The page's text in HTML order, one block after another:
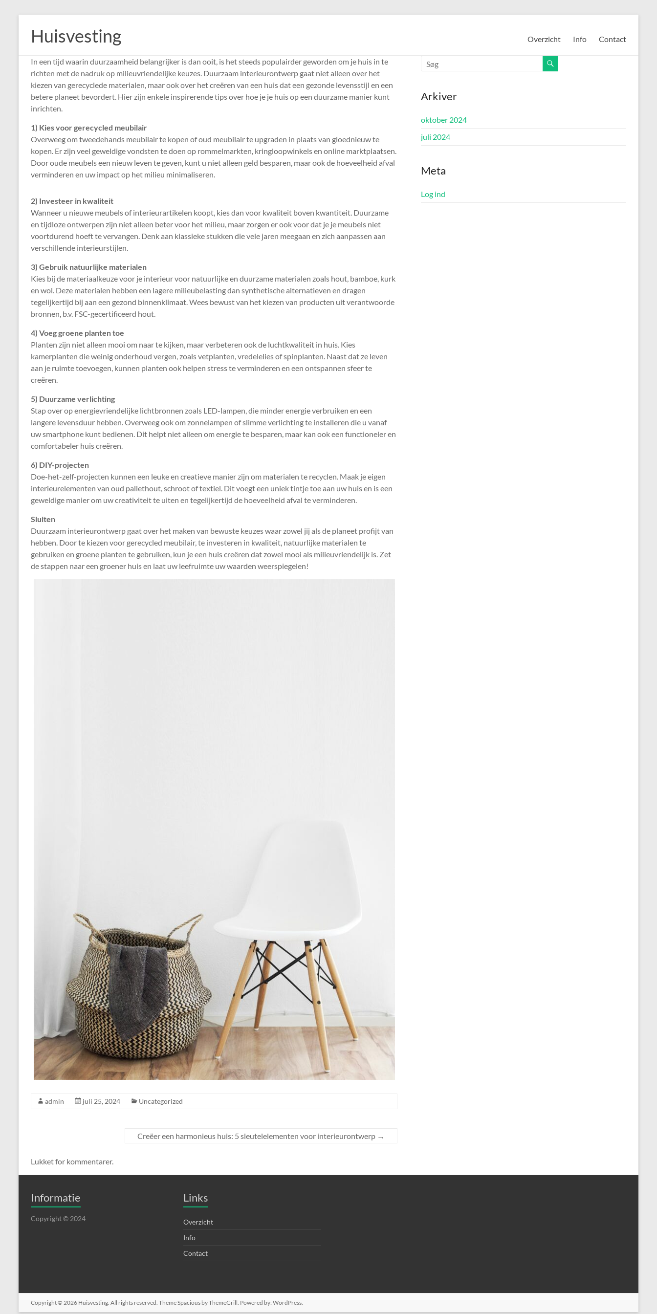
contentHuisvesting Overzicht Info Contact
In een tijd waarin duurzaamheid belangrijker is dan ooit, is het steeds populairder geworden om je huis in te
richten met de nadruk op milieuvriendelijke keuzes. Duurzaam interieurontwerp gaat niet alleen over het
kiezen van gerecyclede materialen, maar ook over het creëren van een huis dat een gezonde levensstijl en een
betere planeet bevordert. Hier zijn enkele inspirerende tips over hoe je je huis op een duurzame manier kunt
inrichten.
1) Kies voor gerecycled meubilair
Overweeg om tweedehands meubilair te kopen of oud meubilair te upgraden in plaats van gloednieuw te
kopen. Er zijn veel geweldige vondsten te doen op rommelmarkten, kringloopwinkels en online marktplaatsen.
Door oude meubels een nieuw leven te geven, kunt u niet alleen geld besparen, maar ook de hoeveelheid afval
verminderen en uw impact op het milieu minimaliseren.
2) Investeer in kwaliteit
Wanneer u nieuwe meubels of interieurartikelen koopt, kies dan voor kwaliteit boven kwantiteit. Duurzame
en tijdloze ontwerpen zijn niet alleen beter voor het milieu, maar zorgen er ook voor dat je je meubels niet
voortdurend hoeft te vervangen. Denk aan klassieke stukken die vele jaren meegaan en zich aanpassen aan
verschillende interieurstijlen.
3) Gebruik natuurlijke materialen
Kies bij de materiaalkeuze voor je interieur voor natuurlijke en duurzame materialen zoals hout, bamboe, kurk
en wol. Deze materialen hebben een lagere milieubelasting dan synthetische alternatieven en dragen
tegelijkertijd bij aan een gezond binnenklimaat. Wees bewust van het kiezen van producten uit verantwoorde
bronnen, b.v. FSC-gecertificeerd hout.
4) Voeg groene planten toe
Planten zijn niet alleen mooi om naar te kijken, maar verbeteren ook de luchtkwaliteit in huis. Kies
kamerplanten die weinig onderhoud vergen, zoals vetplanten, vredelelies of spinplanten. Naast dat ze leven
aan je ruimte toevoegen, kunnen planten ook helpen stress te verminderen en een ontspannen sfeer te
creëren.
5) Duurzame verlichting
Stap over op energievriendelijke lichtbronnen zoals LED-lampen, die minder energie verbruiken en een
langere levensduur hebben. Overweeg ook om zonnelampen of slimme verlichting te installeren die u vanaf
uw smartphone kunt bedienen. Dit helpt niet alleen om energie te besparen, maar kan ook een functioneler en
comfortabeler huis creëren.
6) DIY-projecten
Doe-het-zelf-projecten kunnen een leuke en creatieve manier zijn om materialen te recyclen. Maak je eigen
interieurelementen van oud pallethout, schroot of textiel. Dit voegt een uniek tintje toe aan uw huis en is een
geweldige manier om uw creativiteit te uiten en tegelijkertijd de hoeveelheid afval te verminderen.
Sluiten
Duurzaam interieurontwerp gaat over het maken van bewuste keuzes waar zowel jij als de planeet profijt van
hebben. Door te kiezen voor gerecycled meubilair, te investeren in kwaliteit, natuurlijke materialen te
gebruiken en groene planten te gebruiken, kun je een huis creëren dat zowel mooi als milieuvriendelijk is. Zet
de stappen naar een groener huis en laat uw leefruimte uw waarden weerspiegelen!
admin juli 25, 2024 Uncategorized
Creëer een harmonieus huis: 5 sleutelelementen voor interieurontwerp →
Lukket for kommentarer.
Arkiver
oktober 2024
juli 2024
Meta
Log ind
Informatie
Copyright © 2024
Links
Overzicht
Info
Contact
Copyright © 2026 Huisvesting. All rights reserved. ThemeSpacious by ThemeGrill. Powered by: WordPress.